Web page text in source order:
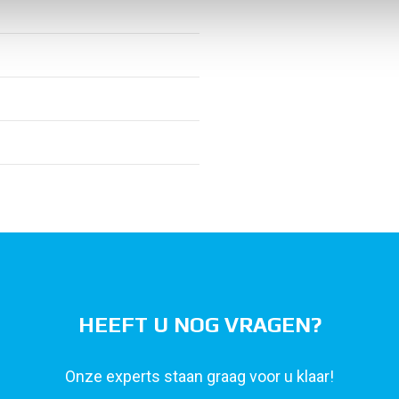
HEEFT U NOG VRAGEN?
Onze experts staan graag voor u klaar!